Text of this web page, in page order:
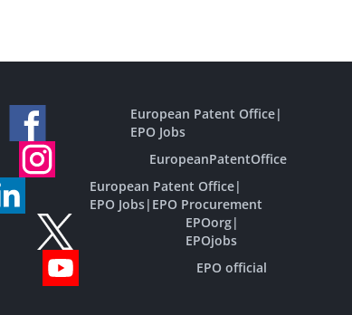
European Patent Office|
EPO Jobs
EuropeanPatentOffice
European Patent Office|
EPO Jobs| EPO Procurement
EPOorg|
EPOjobs
EPO official